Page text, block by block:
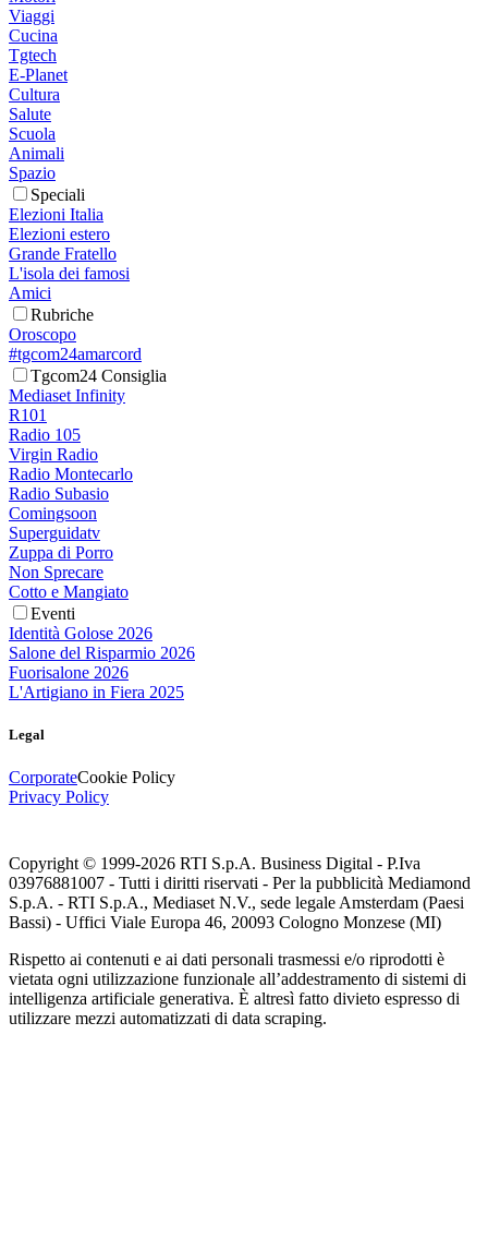
Viaggi
Cucina
Tgtech
E-Planet
Cultura
Salute
Scuola
Animali
Spazio
Speciali
Elezioni Italia
Elezioni estero
Grande Fratello
L'isola dei famosi
Amici
Rubriche
Oroscopo
#tgcom24amarcord
Tgcom24 Consiglia
Mediaset Infinity
R101
Radio 105
Virgin Radio
Radio Montecarlo
Radio Subasio
Comingsoon
Superguidatv
Zuppa di Porro
Non Sprecare
Cotto e Mangiato
Eventi
Identità Golose 2026
Salone del Risparmio 2026
Fuorisalone 2026
L'Artigiano in Fiera 2025
Legal
CorporateCookie Policy
Privacy Policy
Copyright © 1999-2026 RTI S.p.A. Business Digital - P.Iva
03976881007 - Tutti i diritti riservati - Per la pubblicità Mediamond
S.p.A. - RTI S.p.A., Mediaset N.V., sede legale Amsterdam (Paesi
Bassi) - Uffici Viale Europa 46, 20093 Cologno Monzese (MI)
Rispetto ai contenuti e ai dati personali trasmessi e/o riprodotti è
vietata ogni utilizzazione funzionale all’addestramento di sistemi di
intelligenza artificiale generativa. È altresì fatto divieto espresso di
utilizzare mezzi automatizzati di data scraping.